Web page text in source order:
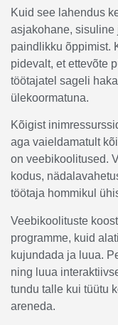
Kuid see lahendus
asjakohane,
paindlikku õppimist.
pidevalt, et ettevõte
töötajatel sageli
ülekoormatuna.
Kõigist
aga vaieldamatult
on veebikoolitused.
kodus,
töötaja hommikul
Veebikoolituste
programme, kuid
kujundada ja luua.
ning luua
tundu talle kui tüütu
areneda.